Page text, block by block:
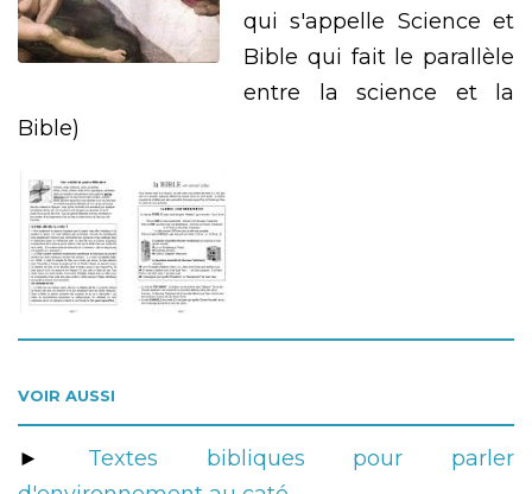
qui s'appelle Science et
Bible qui fait le parallèle
entre la science et la
Bible)
VOIR AUSSI
► Textes bibliques pour parler